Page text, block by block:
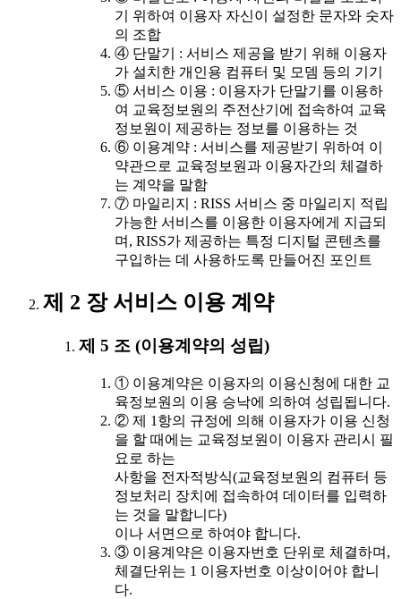
기 위하여 이용자 자신이 설정한 문자와 숫자
의 조합
④ 단말기 : 서비스 제공을 받기 위해 이용자
가 설치한 개인용 컴퓨터 및 모뎀 등의 기기
⑤ 서비스 이용 : 이용자가 단말기를 이용하
여 교육정보원의 주전산기에 접속하여 교육
정보원이 제공하는 정보를 이용하는 것
⑥ 이용계약 : 서비스를 제공받기 위하여 이
약관으로 교육정보원과 이용자간의 체결하
는 계약을 말함
⑦ 마일리지 : RISS 서비스 중 마일리지 적립
가능한 서비스를 이용한 이용자에게 지급되
며, RISS가 제공하는 특정 디지털 콘텐츠를
구입하는 데 사용하도록 만들어진 포인트
제 2 장 서비스 이용 계약
제 5 조 (이용계약의 성립)
① 이용계약은 이용자의 이용신청에 대한 교
육정보원의 이용 승낙에 의하여 성립됩니다.
② 제 1항의 규정에 의해 이용자가 이용 신청
을 할 때에는 교육정보원이 이용자 관리시 필
요로 하는
사항을 전자적방식(교육정보원의 컴퓨터 등
정보처리 장치에 접속하여 데이터를 입력하
는 것을 말합니다)
이나 서면으로 하여야 합니다.
③ 이용계약은 이용자번호 단위로 체결하며,
체결단위는 1 이용자번호 이상이어야 합니
다.